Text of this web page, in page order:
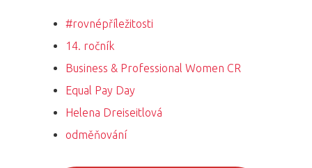
#rovnépříležitosti
14. ročník
Business & Professional Women CR
Equal Pay Day
Helena Dreiseitlová
odměňování